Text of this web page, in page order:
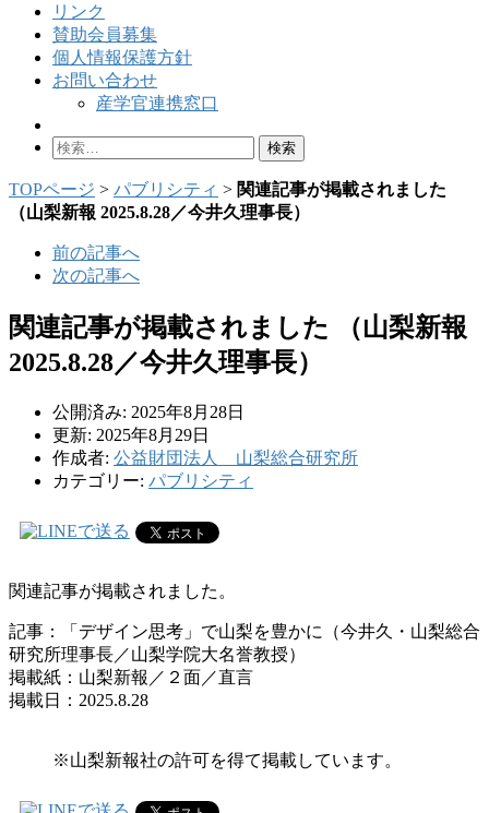
リンク
賛助会員募集
個人情報保護方針
お問い合わせ
産学官連携窓口
検
TOPページ > パブリシティ > 関連記事が掲載されました
（山梨新報 2025.8.28／今井久理事長）
前の記事へ
次の記事へ
関連記事が掲載されました （山梨新報
2025.8.28／今井久理事長）
公開済み: 2025年8月28日
更新: 2025年8月29日
作成者: 公益財団法人 山梨総合研究所
カテゴリー: パブリシティ
関連記事が掲載されました。
記事：「デザイン思考」で山梨を豊かに（今井久・山梨総合
研究所理事長／山梨学院大名誉教授）
掲載紙：山梨新報／２面／直言
掲載日：2025.8.28
※山梨新報社の許可を得て掲載しています。